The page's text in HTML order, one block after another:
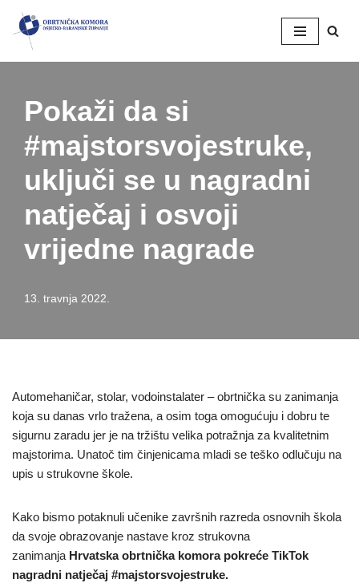
Skip
to
Pokaži da si
#majstorsvojestruke,
uključi se u nagradni
natječaj i osvoji
vrijedne nagrade
13. travnja 2022.
Automehaničar, stolar, vodoinstalater – obrtnička su zanimanja
koja su danas vrlo tražena, a osim toga omogućuju i dobru te
sigurnu zaradu jer je na tržištu velika potražnja za kvalitetnim
majstorima. Unatoč tim činjenicama mladi se teško odlučuju na
upis u strukovne škole.
Kako bismo potaknuli učenike završnih razreda osnovnih škola
da svoje obrazovanje nastave kroz strukovna
zanimanja Hrvatska obrtnička komora pokreće TikTok
nagradni natječaj #majstorsvojestruke.